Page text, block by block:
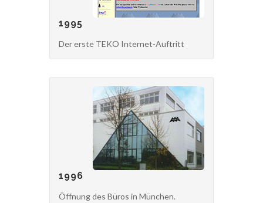
1995
Der erste TEKO Internet-Auftritt
1996
Öffnung des Büros in München.